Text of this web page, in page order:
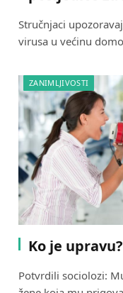
Stručnjaci
virusa u većinu
ZANIMLJIVOSTI
Ko je
Potvrdili sociolozi: